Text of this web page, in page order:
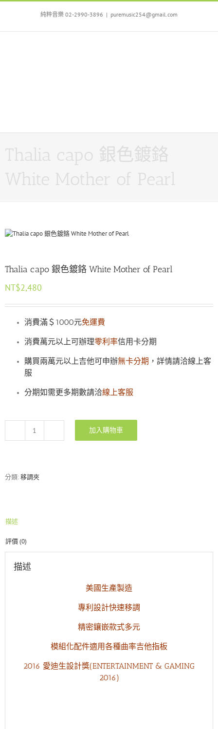
Skip
純粹音樂 02-2990-3896 | puremusic254@gmail.com
Thalia capo 銀色鍍鉻
White Mother of Pearl
Thalia capo 銀色鍍鉻 White Mother of Pearl
NT$2,480
消費滿＄1000元免運費
消費萬元以上可辦理零利率信用卡分期
購買兩萬元以上吉他可申辦無卡分期 ，詳情請洽線上客
服
分期如需更多期數請洽線上客服
Thalia
鍍
加入購物車
分類:移調夾
描述
評價 (0)
描述
美國生產製造
專利設計快速移調
精密鑲嵌款式多元
模組化配件適用各種曲率吉他指板
2016 愛迪生設計獎(ENTERTAINMENT & GAMING
2016)